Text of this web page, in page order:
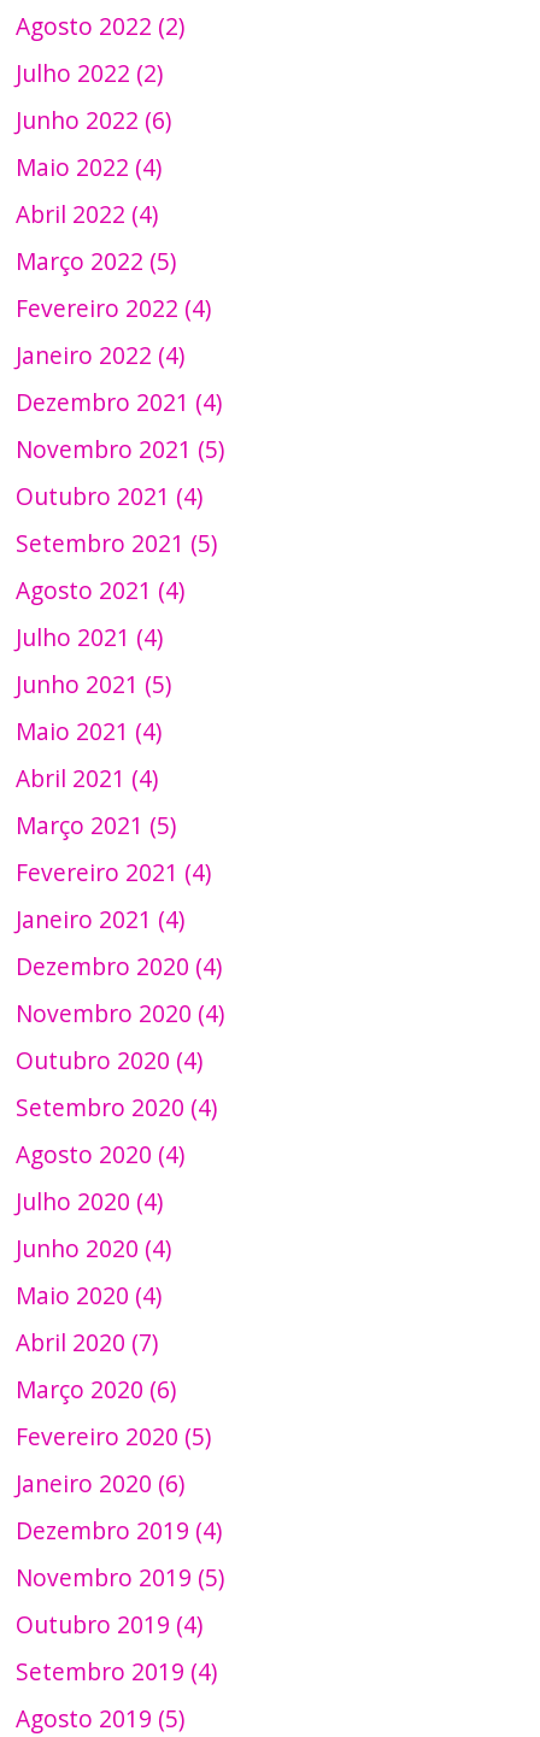
Agosto 2022 (2)
Julho 2022 (2)
Junho 2022 (6)
Maio 2022 (4)
Abril 2022 (4)
Março 2022 (5)
Fevereiro 2022 (4)
Janeiro 2022 (4)
Dezembro 2021 (4)
Novembro 2021 (5)
Outubro 2021 (4)
Setembro 2021 (5)
Agosto 2021 (4)
Julho 2021 (4)
Junho 2021 (5)
Maio 2021 (4)
Abril 2021 (4)
Março 2021 (5)
Fevereiro 2021 (4)
Janeiro 2021 (4)
Dezembro 2020 (4)
Novembro 2020 (4)
Outubro 2020 (4)
Setembro 2020 (4)
Agosto 2020 (4)
Julho 2020 (4)
Junho 2020 (4)
Maio 2020 (4)
Abril 2020 (7)
Março 2020 (6)
Fevereiro 2020 (5)
Janeiro 2020 (6)
Dezembro 2019 (4)
Novembro 2019 (5)
Outubro 2019 (4)
Setembro 2019 (4)
Agosto 2019 (5)